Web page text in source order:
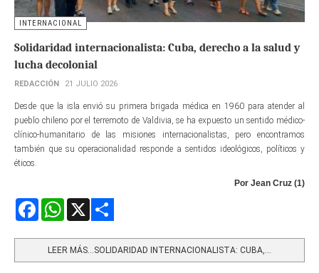
INTERNACIONAL
Solidaridad internacionalista: Cuba, derecho a la salud y
lucha decolonial
REDACCIÓN 21 JULIO 2026
Desde que la isla envió su primera brigada médica en 1960 para atender al
pueblo chileno por el terremoto de Valdivia, se ha expuesto un sentido médico-
clínico-humanitario de las misiones internacionalistas, pero encontramos
también que su operacionalidad responde a sentidos ideológicos, políticos y
éticos.
Por Jean Cruz (1)
FacebookWhatsApp
LEER MÁS…SOLIDARIDAD INTERNACIONALISTA: CUBA,...